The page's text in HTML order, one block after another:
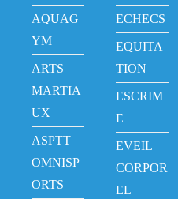
AQUAG
YM
ARTS
MARTIA
UX
ASPTT
OMNISP
ORTS
ECHECS
EQUITA
TION
ESCRIM
E
EVEIL
CORPOR
EL